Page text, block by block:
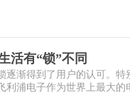
活有“锁”不同
逐渐得到了用户的认可。
利浦电子作为世界上最大的